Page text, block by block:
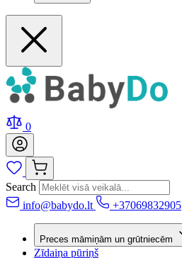
0
Search
info@babydo.lt
+37069832905
Preces māmiņām un grūtniecēm
Zīdaiņa pūriņš